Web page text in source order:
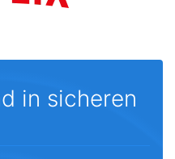
in sicheren